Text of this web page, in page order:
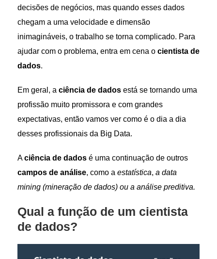
decisões de negócios, mas quando esses dados
chegam a uma velocidade e dimensão
inimagináveis, o trabalho se torna complicado. Para
ajudar com o problema, entra em cena o cientista de
dados.
Em geral, a ciência de dadosestá se tornando uma
profissão muito promissora e com grandes
expectativas, então vamos ver como é o dia a dia
desses profissionais da Big Data.
Aciência de dadosé uma continuação de outros
campos de análise, como a estatística, a data
mining (mineração de dados) ou a análise preditiva.
Qual a função de um cientista
de dados?